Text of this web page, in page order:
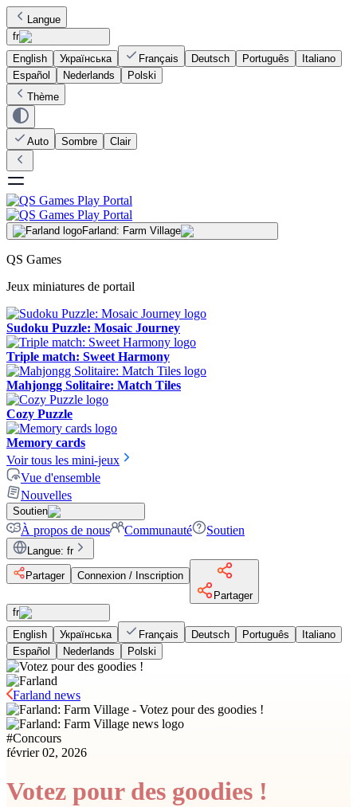
Langue
fr
English
Українська Français Deutsch Português
Italiano
Español
Nederlands
Polski
Thème
Auto Sombre Clair
Farland: Farm Village
QS Games
Jeux miniatures de portail
Sudoku Puzzle: Mosaic Journey
Triple match: Sweet Harmony
Mahjongg Solitaire: Match Tiles
Cozy Puzzle
Memory cards
Voir tous les mini-jeux
Vue d'ensemble
Nouvelles
Soutien
À propos de nous Communauté Soutien
Langue: fr
Partager
Connexion / Inscription
Partager
fr
English
Українська Français Deutsch Português
Italiano
Español
Nederlands Polski
Farland news
#Concours
février 02, 2026
Votez pour des goodies !